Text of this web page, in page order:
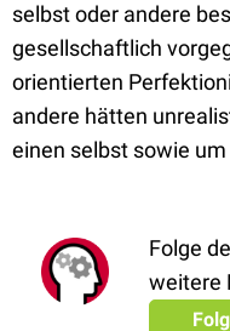
selbst oder andere
gesellschaftlich
orientierten
andere hätten
einen selbst sowie
Folge
weitere